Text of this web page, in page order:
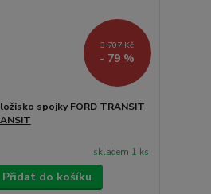
3 707 Kč
- 79 %
spojky FORD TRANSIT
skladem 1 ks
Přidat do košíku